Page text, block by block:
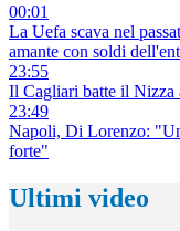
00:01
La Uefa scava nel
amante con soldi
23:55
Il Cagliari batte il
23:49
Napoli, Di Lorenzo: "Un
forte"
Ultimi video